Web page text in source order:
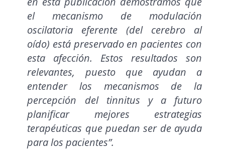
el mecanismo de modulación
oscilatoria eferente (del cerebro al
oído) está preservado en pacientes con
esta afección. Estos resultados son
relevantes, puesto que ayudan a
entender los mecanismos de la
percepción del tinnitus y a futuro
planificar mejores estrategias
terapéuticas que puedan ser de ayuda
para los pacientes”.